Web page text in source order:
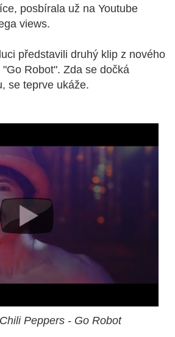
posbírala už na Youtube
views.
představili druhý klip z nového
Robot". Zda se dočká
se teprve ukáže.
Peppers - Go Robot